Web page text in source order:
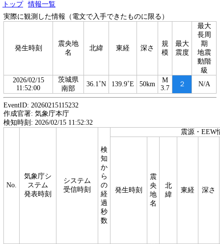
トップ
情報一覧
実際に観測した情報（電文で入手できたものに限る）
発生時刻
震央地
名
北緯 東経 深さ
規
模
最大
震度
最大
長周
期
地震
動階
級
2026/02/15
11:52:00
茨城県
南部
36.1˚N 139.9˚E 50km
M
3.7
２ N/A
EventID: 20260215115232
作成官署: 気象庁本庁
検知時刻: 2026/02/15 11:52:32
No.
気象庁シ
ステム
発表時刻
システム
受信時刻
検
知
か
ら
の
経
過
秒
数
震源・EEW
発生時刻
震
央
地
名
北
緯
東経 深さ